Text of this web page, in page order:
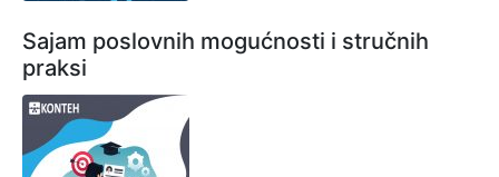
Sajam poslovnih mogućnosti i stručnih
praksi